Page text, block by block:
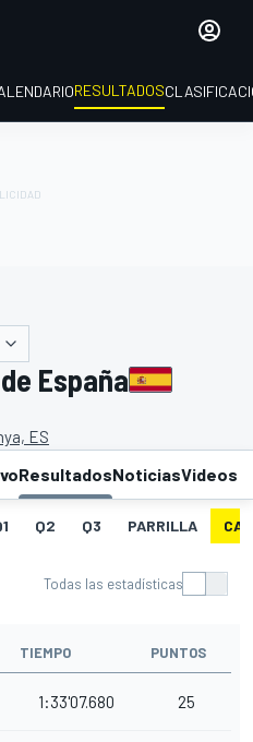
RESULTADOS
España
ES
ResultadosNoticiasVideos
Q2 Q3 PARRILLA
Todas las estadísticas
TIEMPO PUNTOS
1:33'07.680 25